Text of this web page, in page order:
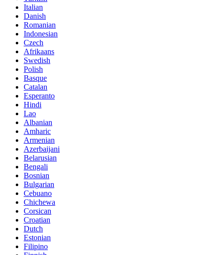
Italian
Danish
Romanian
Indonesian
Czech
Afrikaans
Swedish
Polish
Basque
Catalan
Esperanto
Hindi
Lao
Albanian
Amharic
Armenian
Azerbaijani
Belarusian
Bengali
Bosnian
Bulgarian
Cebuano
Chichewa
Corsican
Croatian
Dutch
Estonian
Filipino